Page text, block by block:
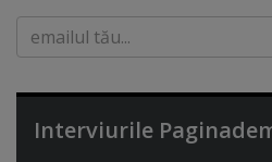
Interviurile